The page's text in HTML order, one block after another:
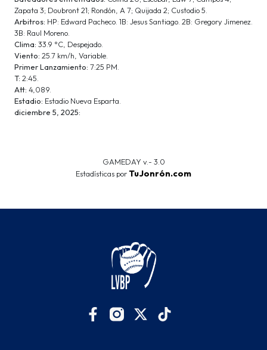
Zapata 3; Doubront 21; Rondón, A 7; Quijada 2; Custodio 5.
Arbitros: HP: Edward Pacheco. 1B: Jesus Santiago. 2B: Gregory Jimenez.
3B: Raul Moreno.
Clima: 33.9 °C, Despejado.
Viento: 25.7 km/h, Variable.
Primer Lanzamiento: 7:25 PM.
T: 2:45.
Att: 4,089.
Estadio: Estadio Nueva Esparta.
diciembre 5, 2025:
GAMEDAY v.- 3.0
Estadísticas por TuJonrón.com